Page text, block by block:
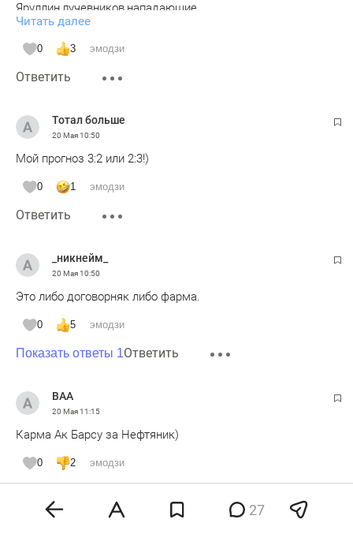
Яруллин,лучевников,нападающие
замлетдинов,алистров,почему анвар не видит их в
составе,когда другие игроки просто падают от
усталости.Поэтому быть тренером топ команды не
каждому дано,и не каждый может как хартли.
Читать далее
0 3 эмодзи
Ответить
Тотал больше
20 Мая10:50
Мой прогноз 3:2 или 2:3!)
0 1 эмодзи
Ответить
_никнейм_
20 Мая10:50
Это либо договорняк либо фарма.
0 5 эмодзи
Показать ответы 1Ответить
BAA
20 Мая11:15
Карма Ак Барсу за Нефтяник)
0 2 эмодзи
27